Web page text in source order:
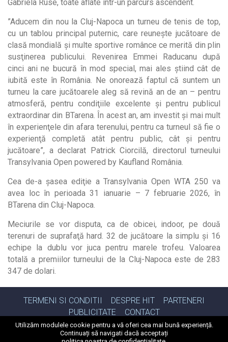
Gabriela Ruse, toate aflate într-un parcurs ascendent.
”Aducem din nou la Cluj-Napoca un turneu de tenis de top,
cu un tablou principal puternic, care reuneşte jucătoare de
clasă mondială şi multe sportive românce ce merită din plin
susţinerea publicului. Revenirea Emmei Raducanu după
cinci ani ne bucură în mod special, mai ales ştiind cât de
iubită este în România. Ne onorează faptul că suntem un
turneu la care jucătoarele aleg să revină an de an – pentru
atmosferă, pentru condiţiile excelente şi pentru publicul
extraordinar din BTarena. În acest an, am investit şi mai mult
în experienţele din afara terenului, pentru ca turneul să fie o
experienţă completă atât pentru public, cât şi pentru
jucătoare”, a declarat Patrick Ciorcilă, directorul turneului
Transylvania Open powered by Kaufland România.
Cea de-a şasea ediţie a Transylvania Open WTA 250 va
avea loc în perioada 31 ianuarie – 7 februarie 2026, în
BTarena din Cluj-Napoca.
Meciurile se vor disputa, ca de obicei, indoor, pe două
terenuri de suprafaţă hard. 32 de jucătoare la simplu şi 16
echipe la dublu vor juca pentru marele trofeu. Valoarea
totală a premiilor turneului de la Cluj-Napoca este de 283
347 de dolari.
TERMENI SI CONDITII DESPRE HIT
PARTENERI
PUBLICITATE
CONTACT
© 2026Radio Hittoate drepturile rezervate
Utilizăm modulele cookie pentru a vă oferi cea mai bună experiență.
Continuați să navigati dacă acceptați